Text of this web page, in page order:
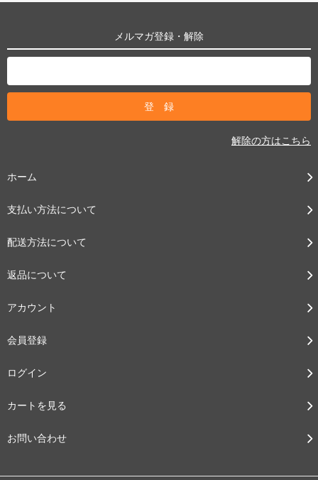
メルマガ登録・解除
解除の方はこちら
ホーム
支払い方法について
配送方法について
返品について
アカウント
会員登録
ログイン
カートを見る
お問い合わせ